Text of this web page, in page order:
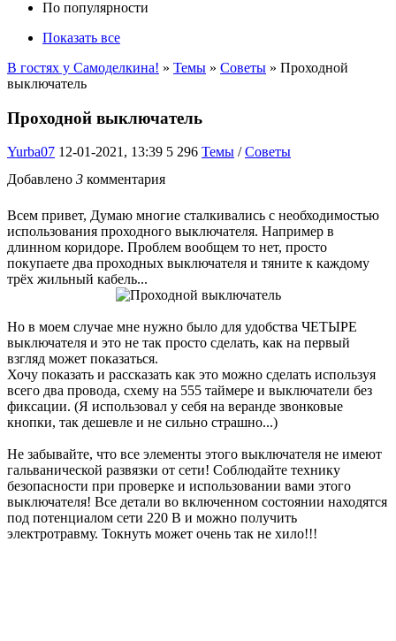
По популярности
Показать все
В гостях у Самоделкина! » Темы » Советы » Проходной
выключатель
Проходной выключатель
Yurba07 12-01-2021, 13:39 5 296 Темы /Советы
Добавлено 3 комментария
Всем привет, Думаю многие сталкивались с необходимостью
использования проходного выключателя. Например в
длинном коридоре. Проблем вообщем то нет, просто
покупаете два проходных выключателя и тяните к каждому
трёх жильный кабель...
Но в моем случае мне нужно было для удобства ЧЕТЫРЕ
выключателя и это не так просто сделать, как на первый
взгляд может показаться.
Хочу показать и рассказать как это можно сделать используя
всего два провода, схему на 555 таймере и выключатели без
фиксации. (Я использовал у себя на веранде звонковые
кнопки, так дешевле и не сильно страшно...)
Не забывайте, что все элементы этого выключателя не имеют
гальванической развязки от сети! Соблюдайте технику
безопасности при проверке и использовании вами этого
выключателя! Все детали во включенном состоянии находятся
под потенциалом сети 220 В и можно получить
электротравму. Токнуть может очень так не хило!!!